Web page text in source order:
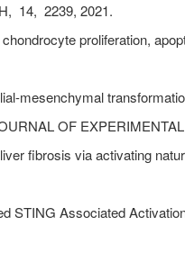
14, 2239, 2021.
proliferation,
mesenchymal
OF
fibrosis via activating
STING Associated